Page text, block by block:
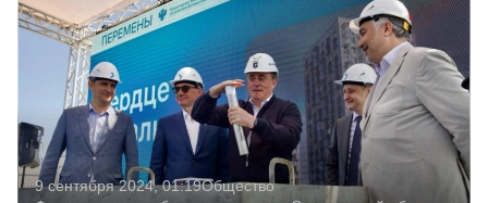
9 сентября 2024, 01:19Общество